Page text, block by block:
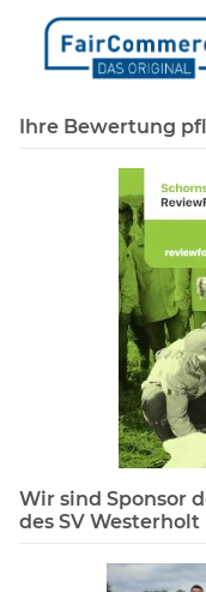
Ihre Bewertung
Wir sind Sponsor
des SV Westerholt